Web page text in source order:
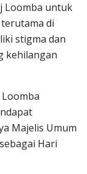
Loomba untuk
di
stigma dan
kehilangan
Majelis Umum
Hari